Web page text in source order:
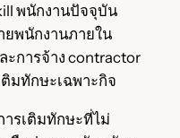
พนักงานปัจจุบัน
ยพนักงานภายใน
การจ้าง contractor
มทักษะเฉพาะกิจ
ารเติมทักษะที่ไม่